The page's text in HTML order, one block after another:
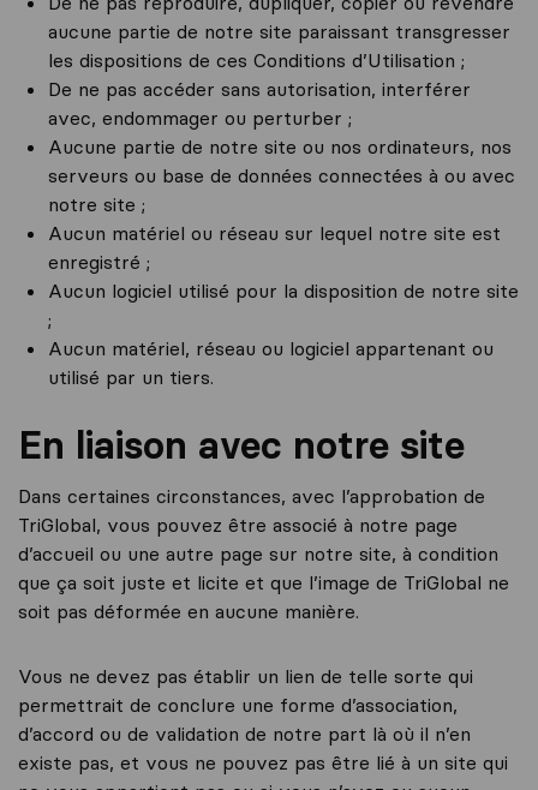
aucune partie de notre site paraissant transgresser
les dispositions de ces Conditions d’Utilisation ;
De ne pas accéder sans autorisation, interférer
avec, endommager ou perturber ;
Aucune partie de notre site ou nos ordinateurs, nos
serveurs ou base de données connectées à ou avec
notre site ;
Aucun matériel ou réseau sur lequel notre site est
enregistré ;
Aucun logiciel utilisé pour la disposition de notre site
;
Aucun matériel, réseau ou logiciel appartenant ou
utilisé par un tiers.
En liaison avec notre site
Dans certaines circonstances, avec l’approbation de
TriGlobal, vous pouvez être associé à notre page
d’accueil ou une autre page sur notre site, à condition
que ça soit juste et licite et que l’image de TriGlobal ne
soit pas déformée en aucune manière.
Vous ne devez pas établir un lien de telle sorte qui
permettrait de conclure une forme d’association,
d’accord ou de validation de notre part là où il n’en
existe pas, et vous ne pouvez pas être lié à un site qui